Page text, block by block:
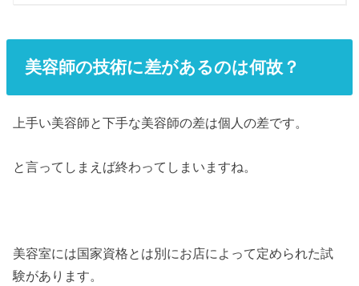
美容師の技術に差があるのは何故？
上手い美容師と下手な美容師の差は個人の差です。
と言ってしまえば終わってしまいますね。
美容室には国家資格とは別にお店によって定められた試
験があります。